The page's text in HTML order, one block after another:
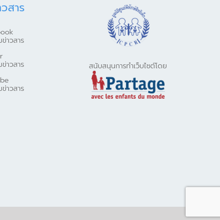
สาร
าวสาร
าวสาร
าวสาร
สนับสนุนการทำเว็บไซต์โดย